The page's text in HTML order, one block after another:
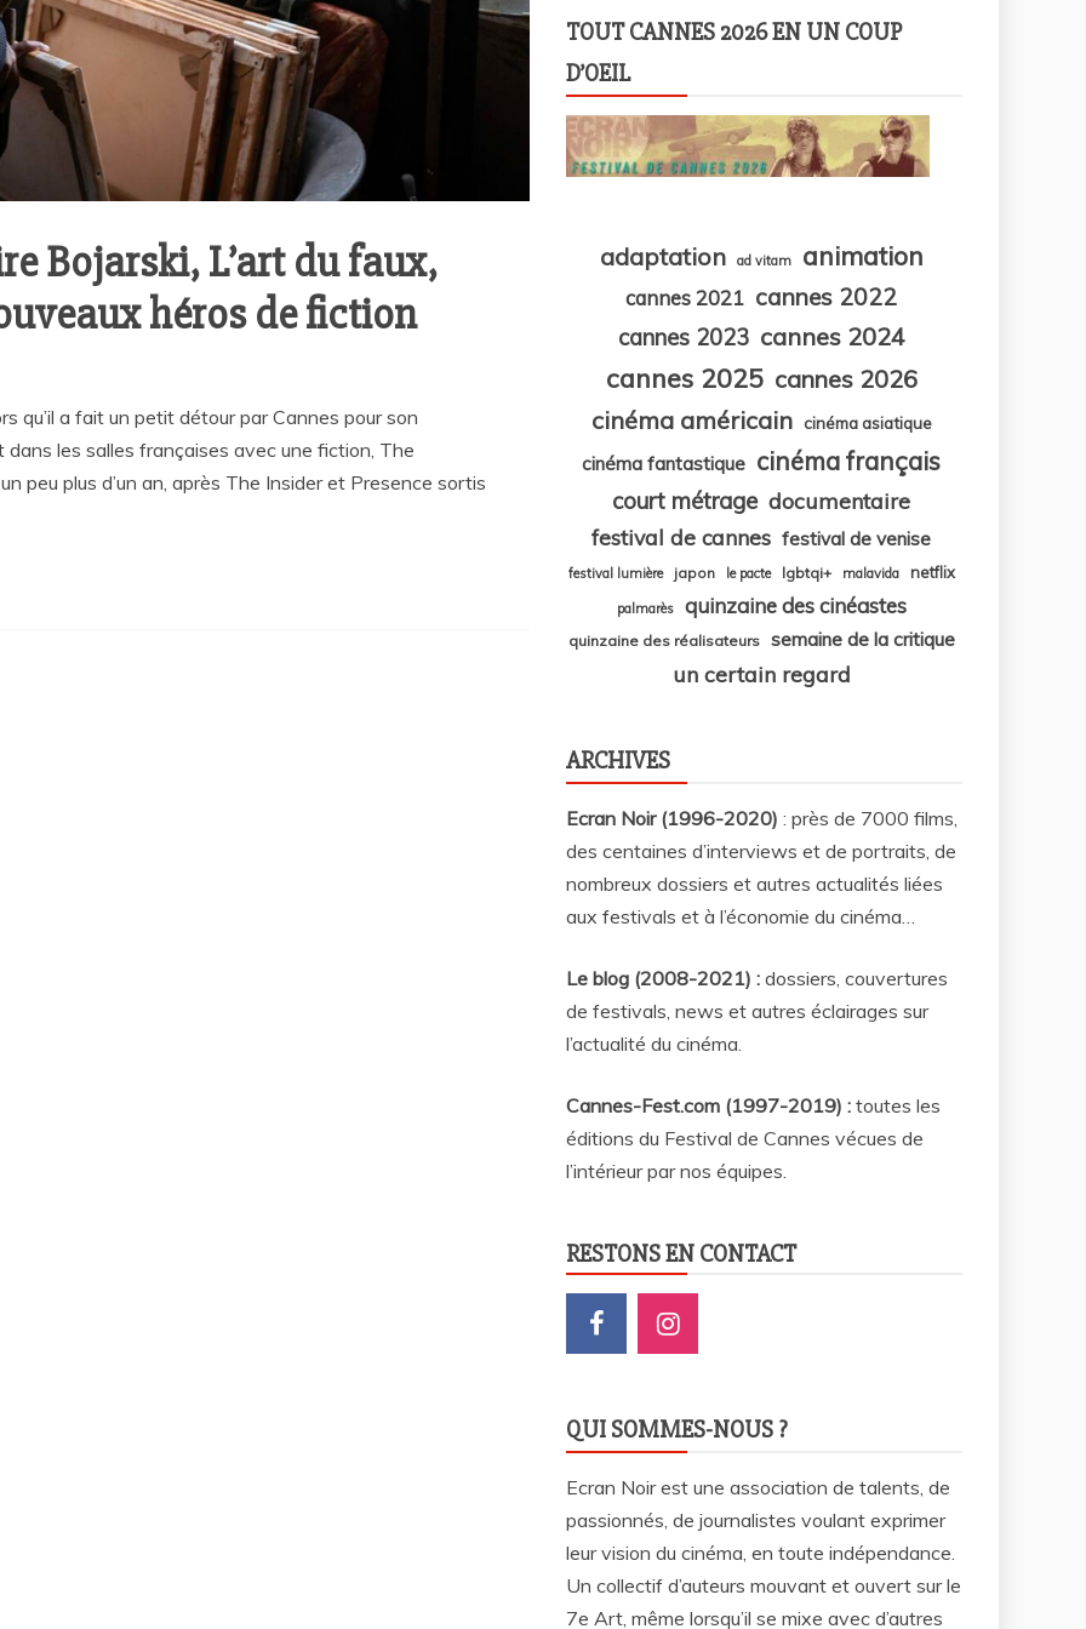
Bojarski, L’art du faux,
héros de fiction
qu’il a fait un petit détour par Cannes pour son
les salles françaises avec une fiction, The
peu plus d’un an, après The Insider et Presence sortis
TOUT CANNES 2026 EN UN COUP
D’OEIL
adaptation ad vitam animation
cannes 2021 cannes 2022
cannes 2023 cannes 2024
cannes 2025 cannes 2026
cinéma américain
cinéma asiatique
cinéma fantastique cinéma français
court métrage documentaire
festival de cannes festival de venise
festival lumière japon le pacte lgbtqi+ malavida netflix
palmarès quinzaine des cinéastes
quinzaine des réalisateurs semaine de la critique
un certain regard
ARCHIVES
Ecran Noir (1996-2020) : près de 7000 films,
des centaines d’interviews et de portraits, de
nombreux dossiers et autres actualités liées
aux festivals et à l’économie du cinéma…
Le blog (2008-2021) : dossiers, couvertures
de festivals, news et autres éclairages sur
l’actualité du cinéma
Cannes-Fest.com (1997-2019) : toutes les
éditions du Festival de Cannes vécues de
l’intérieur par nos équipes.
RESTONS EN CONTACT
QUI SOMMES-NOUS ?
Ecran Noir est une association de talents, de
passionnés, de journalistes voulant exprimer
leur vision du cinéma, en toute indépendance.
Un collectif d’auteurs mouvant et ouvert sur le
7e Art, même lorsqu’il se mixe avec d’autres